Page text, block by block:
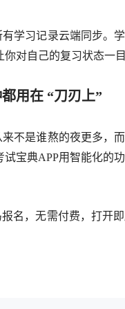
习记录云端同步。
对自己的复习状态一目
用在 “刀刃上”
是谁熬的夜更多，
宝典APP用智能化的
，无需付费，打开